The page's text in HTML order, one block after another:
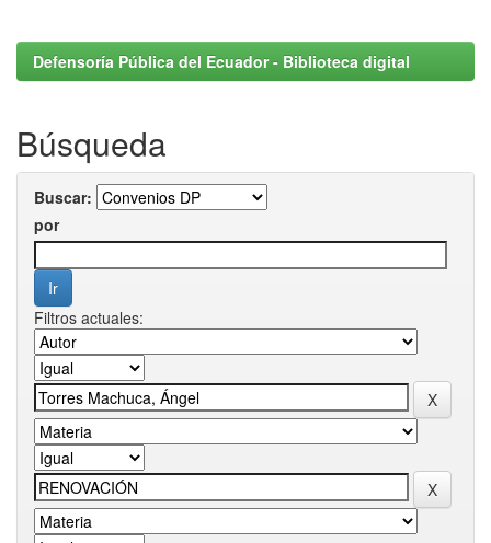
Defensoría Pública del Ecuador - Biblioteca digital
Búsqueda
Buscar:
por
Filtros actuales: